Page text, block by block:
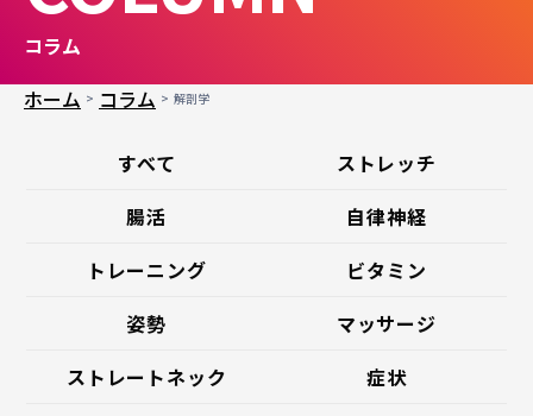
コラム
ホーム
コラム 解剖学
すべて
ストレッチ
腸活
自律神経
トレーニング
ビタミン
姿勢
マッサージ
ストレートネック
症状